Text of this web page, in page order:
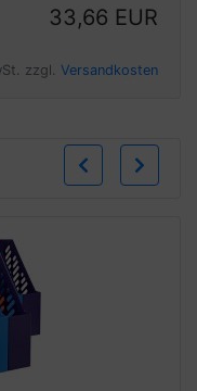
33,66 EUR
zzgl. Versandkosten